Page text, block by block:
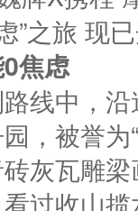
0焦虑
线中，
，被誉
灰瓦雕
过收山